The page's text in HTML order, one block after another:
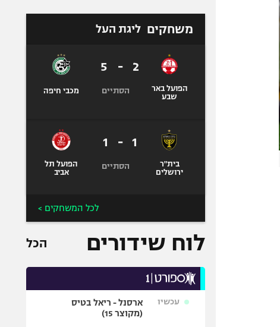
משחקים ליגת העל
הפועל באר
שבע
2
-
5
הסתיים מכבי חיפה
בית"ר
ירושלים
1
-
1
הסתיים
הפועל תל
אביב
לכל המשחקים >
לוח שידורים הכל
עכשיו
ארסנל - ריאל בטיס
(מקוצר 15)